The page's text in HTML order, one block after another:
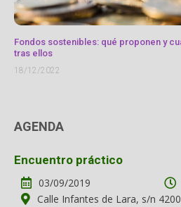
Fondos sostenibles: qué proponen y
tras ellos
18/12/2022
AGENDA
Encuentro práctico
03/09/2019
Calle Infantes de Lara, s/n